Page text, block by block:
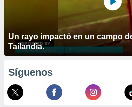
Un rayo impactó en un campo
Tailandia.
Síguenos